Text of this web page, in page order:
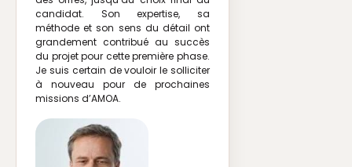
candidat. Son expertise, sa
méthode et son sens du détail ont
grandement contribué au succès
du projet pour cette première phase.
Je suis certain de vouloir le solliciter
à nouveau pour de prochaines
missions d’AMOA.